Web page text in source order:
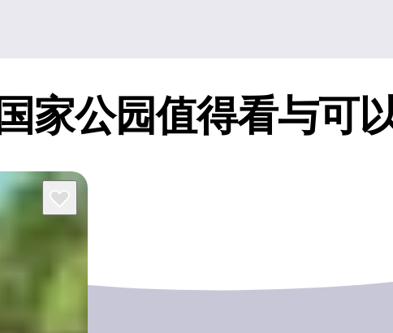
国家公园值得看与可